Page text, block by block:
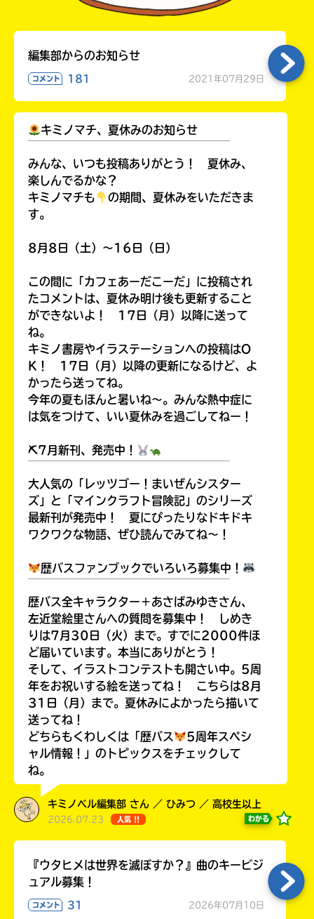
編集部からのお知らせ
コメント 181 2021年07月29日
キミノマチ、夏休みのお知らせ
みんな、いつも投稿ありがとう！ 夏休み、
楽しんでるかな？
キミノマチも
の期間、夏休みをいただきま
す。
8月8日（土）～16日（日）
この間に「カフェあーだこーだ」に投稿され
たコメントは、夏休み明け後も更新すること
ができないよ！ 17日（月）以降に送って
ね。
キミノ書房やイラステーションへの投稿はO
K！ 17日（月）以降の更新になるけど、よ
かったら送ってね。
今年の夏もほんと暑いね～。みんな熱中症に
は気をつけて、いい夏休みを過ごしてねー！
⛏7月新刊、発売中！
大人気の「レッツゴー！まいぜんシスター
ズ」と「マインクラフト冒険記」のシリーズ
最新刊が発売中！ 夏にぴったりなドキドキ
ワクワクな物語、ぜひ読んでみてね～！
歴バスファンブックでいろいろ募集中！
歴バス全キャラクター＋あさばみゆきさん、
左近堂絵里さんへの質問を募集中！ しめき
りは7月30日（火）まで。すでに2000件ほ
ど届いています。本当にありがとう！
そして、イラストコンテストも開さい中。5周
年をお祝いする絵を送ってね！ こちらは8月
31日（月）まで。夏休みによかったら描いて
送ってね！
どちらもくわしくは「歴バス
5周年スペシ
ャル情報！」のトピックスをチェックして
ね。
キミノベル編集部 さん ／ ひみつ ／ 高校生以上
2026.07.23 人気 !! わかる
『ウタヒメは世界を滅ぼすか？』曲のキービジ
ュアル募集！
コメント 31 2026年07月10日